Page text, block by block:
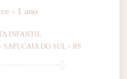
- 1 ano
INFANTIL
SAPUCAIA DO SUL - RS